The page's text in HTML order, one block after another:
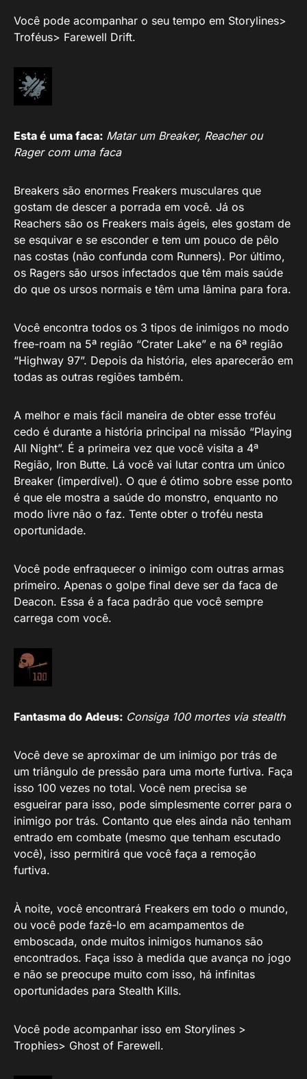
Você pode acompanhar o seu tempo em Storylines>
Troféus> Farewell Drift.
Esta é uma faca: Matar um Breaker, Reacher ou
Rager com uma faca
Breakers são enormes Freakers musculares que
gostam de descer a porrada em você. Já os
Reachers são os Freakers mais ágeis, eles gostam de
se esquivar e se esconder e tem um pouco de pêlo
nas costas (não confunda com Runners). Por último,
os Ragers são ursos infectados que têm mais saúde
do que os ursos normais e têm uma lâmina para fora.
Você encontra todos os 3 tipos de inimigos no modo
free-roam na 5ª região “Crater Lake” e na 6ª região
“Highway 97”. Depois da história, eles aparecerão em
todas as outras regiões também.
A melhor e mais fácil maneira de obter esse troféu
cedo é durante a história principal na missão “Playing
All Night”. É a primeira vez que você visita a 4ª
Região, Iron Butte. Lá você vai lutar contra um único
Breaker (imperdível). O que é ótimo sobre esse ponto
é que ele mostra a saúde do monstro, enquanto no
modo livre não o faz. Tente obter o troféu nesta
oportunidade.
Você pode enfraquecer o inimigo com outras armas
primeiro. Apenas o golpe final deve ser da faca de
Deacon. Essa é a faca padrão que você sempre
carrega com você.
Fantasma do Adeus: Consiga 100 mortes via stealth
Você deve se aproximar de um inimigo por trás de
um triângulo de pressão para uma morte furtiva. Faça
isso 100 vezes no total. Você nem precisa se
esgueirar para isso, pode simplesmente correr para o
inimigo por trás. Contanto que eles ainda não tenham
entrado em combate (mesmo que tenham escutado
você), isso permitirá que você faça a remoção
furtiva.
À noite, você encontrará Freakers em todo o mundo,
ou você pode fazê-lo em acampamentos de
emboscada, onde muitos inimigos humanos são
encontrados. Faça isso à medida que avança no jogo
e não se preocupe muito com isso, há infinitas
oportunidades para Stealth Kills.
Você pode acompanhar isso em Storylines >
Trophies> Ghost of Farewell.